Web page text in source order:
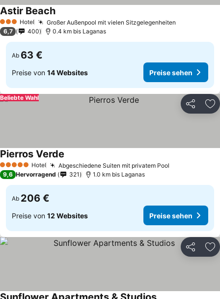
3 SterneHotel Großer Außenpool mit vielen Sitzgelegenheiten
Astir Beach
6,7 400 0.4 km bis Laganas
Ab 63 €
Preise von 14 Websites Preise sehen
Teilen
Beliebte Wahl
5 Sterne Hotel Abgeschiedene Suiten mit privatem Pool
Pierros Verde
9,6 Hervorragend 321 1.0 km bis Laganas
Ab 206 €
Preise von 12 Websites Preise sehen
Teilen